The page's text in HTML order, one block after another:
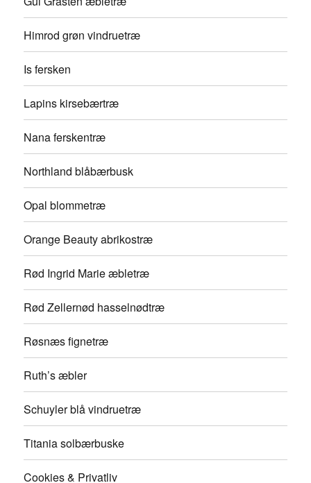
Himrod grøn vindruetræ
Is fersken
Lapins kirsebærtræ
Nana ferskentræ
Northland blåbærbusk
Opal blommetræ
Orange Beauty abrikostræ
Rød Ingrid Marie æbletræ
Rød Zellernød hasselnødtræ
Røsnæs fignetræ
Ruth’s æbler
Schuyler blå vindruetræ
Titania solbærbuske
Cookies & Privatliv